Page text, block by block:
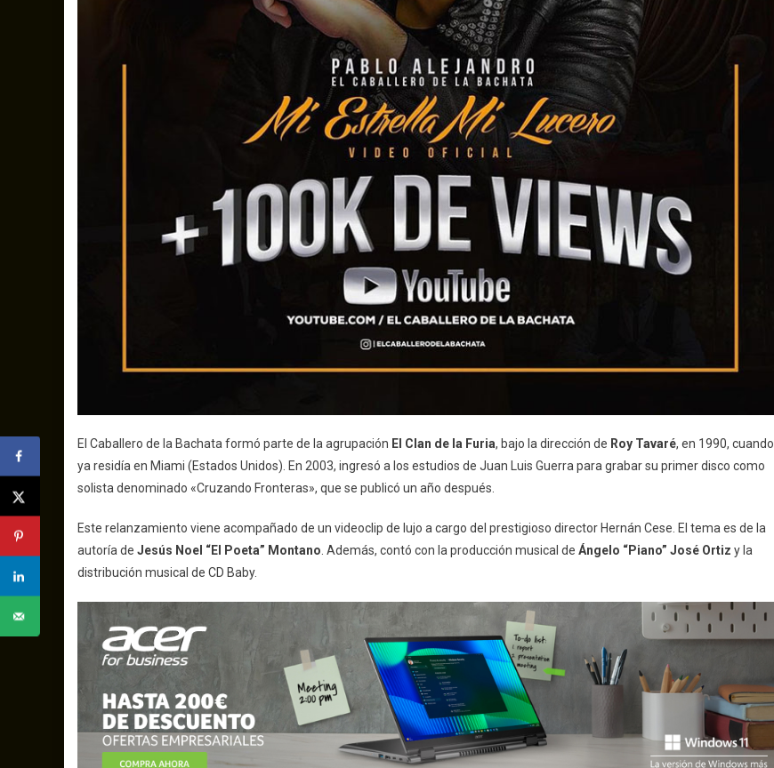
El Caballero de la Bachata formó parte de la agrupación El Clan de la Furia, bajo la dirección de Roy Tavaré, en 1990, cuando
ya residía en Miami (Estados Unidos). En 2003, ingresó a los estudios de Juan Luis Guerra para grabar su primer disco como
solista denominado «Cruzando Fronteras», que se publicó un año después.
Este relanzamiento viene acompañado de un videoclip de lujo a cargo del prestigioso director Hernán Cese. El tema es de la
autoría de Jesús Noel “El Poeta” Montano . Además, contó con la producción musical de Ángelo “Piano” José Ortiz y la
distribución musical de CD Baby.